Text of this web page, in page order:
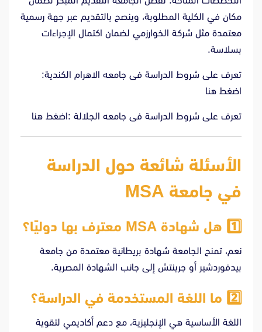
مكان في الكلية المطلوبة، وينصح بالتقديم عبر جهة رسمية
معتمدة مثل شركة الخوارزمي لضمان اكتمال الإجراءات
بسلاسة.
تعرف على شروط الدراسة فى جامعه الاهرام الكندية:
اضغط هنا
تعرف على شروط الدراسة فى جامعه الجلالة :اضغط هنا
الأسئلة شائعة حول الدراسة
في جامعة MSA
1️⃣ هل شهادة MSA معترف بها دوليًا؟
نعم، تمنح الجامعة شهادة بريطانية معتمدة من جامعة
بيدفوردشير أو جرينتش إلى جانب الشهادة المصرية.
2️⃣ ما اللغة المستخدمة في الدراسة؟
اللغة الأساسية هي الإنجليزية، مع دعم أكاديمي لتقوية